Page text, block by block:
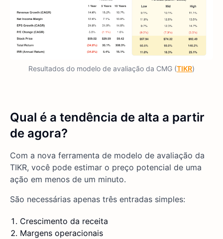
Resultados do modelo de avaliação da CMG (TIKR)
Qual é a tendência de alta a partir
de agora?
Com a nova ferramenta de modelo de avaliação da
TIKR, você pode estimar o preço potencial de uma
ação em menos de um minuto.
São necessárias apenas três entradas simples:
Crescimento da receita
Margens operacionais